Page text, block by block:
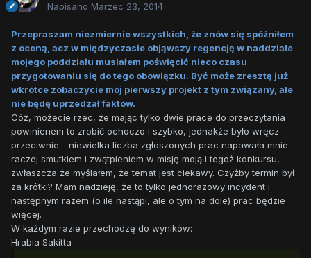
Napisano Marzec 23, 2014
Przepraszam niezmiernie wszystkich, że znów się spóźniłem
z oceną, acz w międzyczasie objąwszy regencję w naddziale
mojego poddziału musiałem poświęcić nieco czasu
przygotowaniu się do tego obowiązku. Być może zresztą już
wkrótce zobaczycie mój pierwszy projekt z tym związany, ale
nie będę uprzedzał faktów.
Cóż, możecie rzec, że mając tylko dwie prace do przeczytania
powinienem to zrobić ochoczo i szybko, jednakże było wręcz
przeciwnie - niewielka liczba zgłoszonych prac napawała mnie
raczej smutkiem i zwątpieniem w misję moją i tegoż konkursu,
zwłaszcza że myślałem, że temat jest ciekawy. Czyżby termin był
za krótki? Mam nadzieję, że to tylko jednorazowy incydent i
następnym razem (o ile nastąpi, ale o tym na dole) prac będzie
więcej.
W każdym razie przechodzę do wyników:
Hrabia Sakitta